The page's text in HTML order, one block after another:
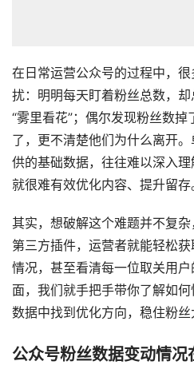
在日常运营公众号的过程中，
扰：明明每天盯着粉丝总数，
“雾里看花”；偶尔发现粉丝数
了，更不清楚他们为什么离开
供的基础数据，往往难以深入
就很难有效优化内容、提升留存
其实，想破解这个难题并不复杂
第三方插件，运营者就能轻松
情况，甚至看清每一位取关用
面，我们就手把手带你了解如
数据中找到优化方向，稳住粉丝
公众号粉丝数据变动情况